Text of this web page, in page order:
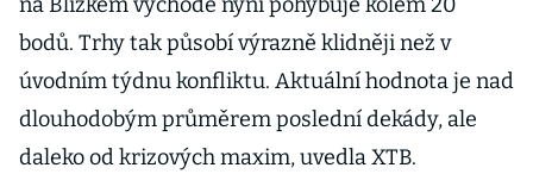
bodů. Trhy tak působí výrazně klidněji než v
úvodním týdnu konfliktu. Aktuální hodnota je nad
dlouhodobým průměrem poslední dekády, ale
daleko od krizových maxim, uvedla XTB.